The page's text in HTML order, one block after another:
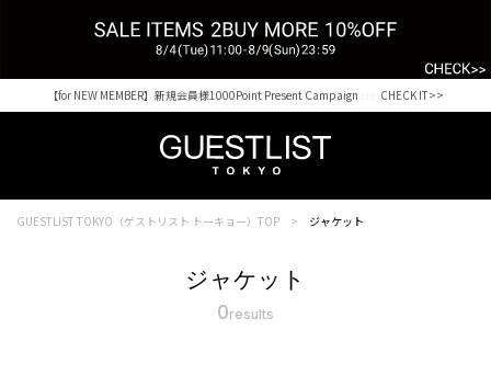
Shopping from outside Japan? Visit our Global Site here. >>
【for NEW MEMBER】新規会員様1000Point Present Campaign CHECK IT>>
GUESTLIST TOKYO（ゲストリスト トーキョー）TOP ジャケット
ジャケット
0results